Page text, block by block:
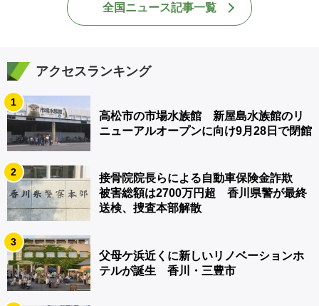
全国ニュース記事一覧
アクセスランキング
1
高松市の市場水族館 新屋島水族館のリ
ニューアルオープンに向け9月28日で閉館
2
接骨院院長らによる自動車保険金詐欺
被害総額は2700万円超 香川県警が最終
送検、捜査本部解散
3
父母ケ浜近くに新しいリノベーションホ
テルが誕生 香川・三豊市